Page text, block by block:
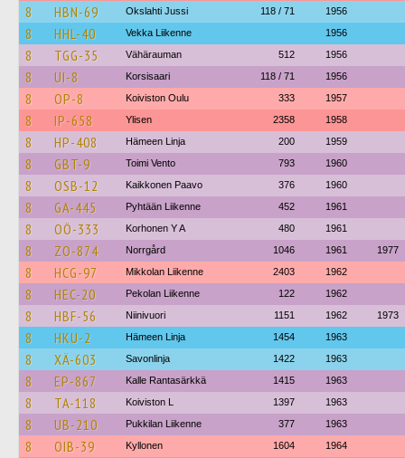
8 HBN-69 Okslahti Jussi 118 / 71 1956
8 HHL-40 Vekka Liikenne 1956
8 TGG-35 Vähärauman 512 1956
8 UI-8 Korsisaari 118 / 71 1956
8 OP-8 Koiviston Oulu 333 1957
8 IP-658 Ylisen 2358 1958
8 HP-408 Hämeen Linja 200 1959
8 GBT-9 Toimi Vento 793 1960
8 OSB-12 Kaikkonen Paavo 376 1960
8 GA-445 Pyhtään Liikenne 452 1961
8 OÖ-333 Korhonen Y A 480 1961
8 ZO-874 Norrgård 1046 1961 1977
8 HCG-97 Mikkolan Liikenne 2403 1962
8 HEC-20 Pekolan Liikenne 122 1962
8 HBF-56 Niinivuori 1151 1962 1973
8 HKU-2 Hämeen Linja 1454 1963
8 XÄ-603 Savonlinja 1422 1963
8 EP-867 Kalle Rantasärkkä 1415 1963
8 TA-118 Koiviston L 1397 1963
8 UB-210 Pukkilan Liikenne 377 1963
8 OIB-39 Kyllonen 1604 1964